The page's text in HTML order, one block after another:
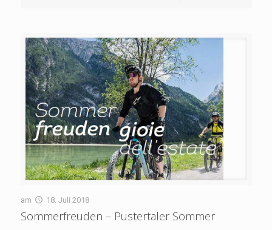
am 18. Juli 2018
Sommerfreuden – Pustertaler Sommer